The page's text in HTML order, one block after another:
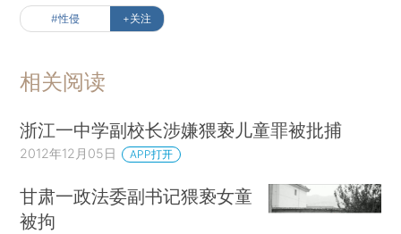
#性侵 +关注
相关阅读
浙江一中学副校长涉嫌猥亵儿童罪被批捕
2012年12月05日 APP打开
甘肃一政法委副书记猥亵女童
被拘